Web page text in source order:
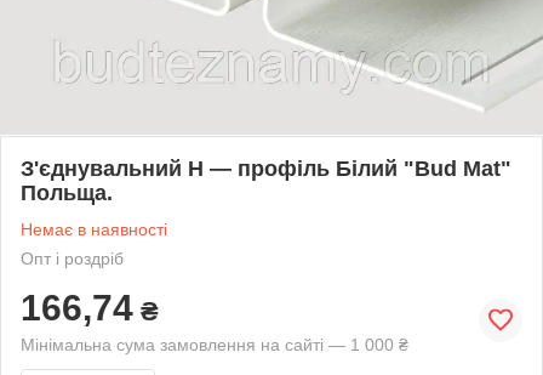
З'єднувальний Н — профіль Білий "Bud Mat"
Польща.
Немає в наявності
Опт і роздріб
166,74 ₴
Мінімальна сума замовлення на сайті — 1 000 ₴